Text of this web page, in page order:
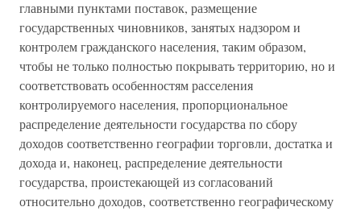
главными пунктами поставок, размещение
государственных чиновников, занятых надзором и
контролем гражданского населения, таким образом,
чтобы не только полностью покрывать территорию, но и
соответствовать особенностям расселения
контролируемого населения, пропорциональное
распределение деятельности государства по сбору
доходов соответственно географии торговли, достатка и
дохода и, наконец, распределение деятельности
государства, проистекающей из согласований
относительно доходов, соответственно географическому